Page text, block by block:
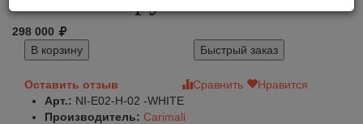
298 000
В корзину
Быстрый заказ
Оставить отзыв Сравнить
Нравится
Арт.: NI-E02-H-02 -WHITE
Производитель: Carimali